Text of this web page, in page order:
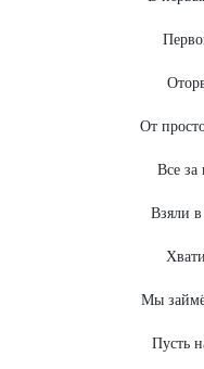
От
Все за
Взяли
Мы
Пусть